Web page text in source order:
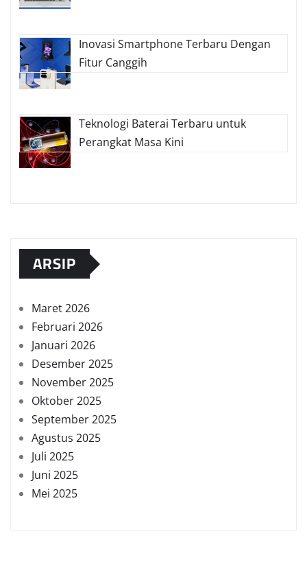
Inovasi Smartphone Terbaru Dengan
Fitur Canggih
Teknologi Baterai Terbaru untuk
Perangkat Masa Kini
ARSIP
Maret 2026
Februari 2026
Januari 2026
Desember 2025
November 2025
Oktober 2025
September 2025
Agustus 2025
Juli 2025
Juni 2025
Mei 2025